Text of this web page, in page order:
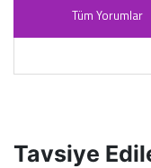
Tüm Yorumlar
Tavsiye